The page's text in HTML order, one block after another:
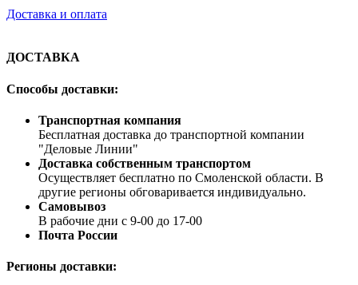
Доставка и оплата
ДОСТАВКА
Способы доставки:
Транспортная компания
Бесплатная доставка до транспортной компании
"Деловые Линии"
Доставка собственным транспортом
Осуществляет бесплатно по Смоленской области. В
другие регионы обговаривается индивидуально.
Самовывоз
В рабочие дни с 9-00 до 17-00
Почта России
Регионы доставки: